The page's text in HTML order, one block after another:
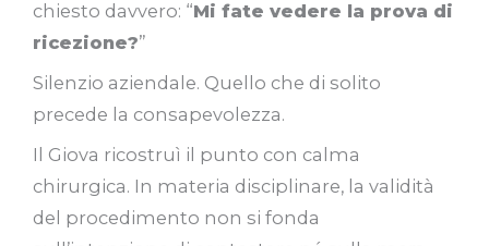
chiesto davvero: “Mi fate vedere la prova di
ricezione?”
Silenzio aziendale. Quello che di solito
precede la consapevolezza.
Il Giova ricostruì il punto con calma
chirurgica. In materia disciplinare, la validità
del procedimento non si fonda